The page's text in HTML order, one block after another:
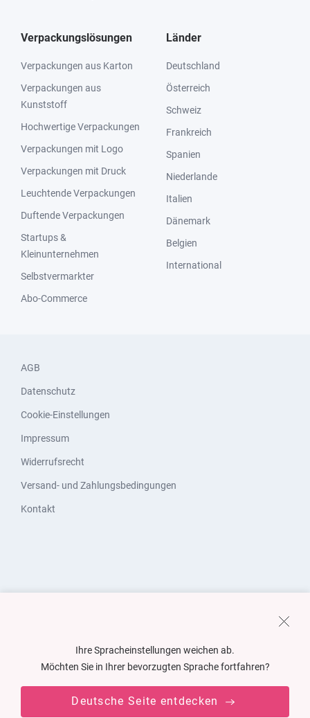
Verpackungslösungen
Verpackungen aus Karton
Verpackungen aus
Kunststoff
Hochwertige Verpackungen
Verpackungen mit Logo
Verpackungen mit Druck
Leuchtende Verpackungen
Duftende Verpackungen
Startups &
Kleinunternehmen
Selbstvermarkter
Abo-Commerce
Länder
Deutschland
Österreich
Schweiz
Frankreich
Spanien
Niederlande
Italien
Dänemark
Belgien
International
AGB
Datenschutz
Cookie-Einstellungen
Impressum
Widerrufsrecht
Versand- und Zahlungsbedingungen
Kontakt
Ihre Spracheinstellungen weichen ab.
Möchten Sie in Ihrer bevorzugten Sprache fortfahren?
Deutsche Seite entdecken